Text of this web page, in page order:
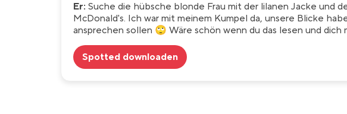
Er: Suche die hübsche blonde Frau mit der lilanen Jacke und
McDonald's. Ich war mit meinem Kumpel da, unsere Blicke
ansprechen sollen 🙄 Wäre schön wenn du das lesen und dich
Spotted downloaden